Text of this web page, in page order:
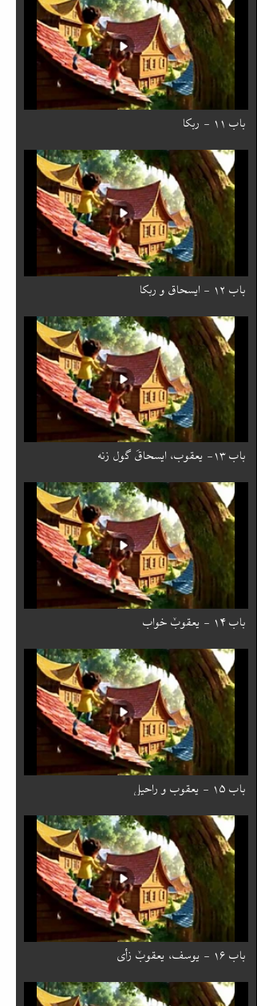
باب ۱۱ - ربکا
باب ۱۲ - ایسحاق و ربکا
باب ۱۳- یعقوب، ایسحاقَ گول زنه
باب ۱۴ - یعقوبٚ خواب
باب ۱۵ - یعقوب و راحیل
باب ۱۶ - یوسف، یعقوبٚ زأی